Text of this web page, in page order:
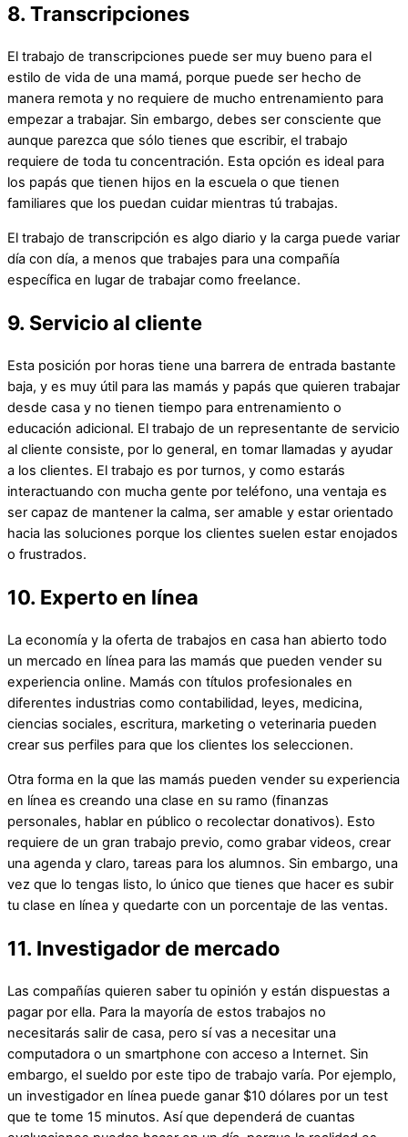
8. Transcripciones
El trabajo de transcripciones puede ser muy bueno para el
estilo de vida de una mamá, porque puede ser hecho de
manera remota y no requiere de mucho entrenamiento para
empezar a trabajar. Sin embargo, debes ser consciente que
aunque parezca que sólo tienes que escribir, el trabajo
requiere de toda tu concentración. Esta opción es ideal para
los papás que tienen hijos en la escuela o que tienen
familiares que los puedan cuidar mientras tú trabajas.
El trabajo de transcripción es algo diario y la carga puede variar
día con día, a menos que trabajes para una compañía
específica en lugar de trabajar como freelance.
9. Servicio al cliente
Esta posición por horas tiene una barrera de entrada bastante
baja, y es muy útil para las mamás y papás que quieren trabajar
desde casa y no tienen tiempo para entrenamiento o
educación adicional. El trabajo de un representante de servicio
al cliente consiste, por lo general, en tomar llamadas y ayudar
a los clientes. El trabajo es por turnos, y como estarás
interactuando con mucha gente por teléfono, una ventaja es
ser capaz de mantener la calma, ser amable y estar orientado
hacia las soluciones porque los clientes suelen estar enojados
o frustrados.
10. Experto en línea
La economía y la oferta de trabajos en casa han abierto todo
un mercado en línea para las mamás que pueden vender su
experiencia online. Mamás con títulos profesionales en
diferentes industrias como contabilidad, leyes, medicina,
ciencias sociales, escritura, marketing o veterinaria pueden
crear sus perfiles para que los clientes los seleccionen.
Otra forma en la que las mamás pueden vender su experiencia
en línea es creando una clase en su ramo (finanzas
personales, hablar en público o recolectar donativos). Esto
requiere de un gran trabajo previo, como grabar videos, crear
una agenda y claro, tareas para los alumnos. Sin embargo, una
vez que lo tengas listo, lo único que tienes que hacer es subir
tu clase en línea y quedarte con un porcentaje de las ventas.
11. Investigador de mercado
Las compañías quieren saber tu opinión y están dispuestas a
pagar por ella. Para la mayoría de estos trabajos no
necesitarás salir de casa, pero sí vas a necesitar una
computadora o un smartphone con acceso a Internet. Sin
embargo, el sueldo por este tipo de trabajo varía. Por ejemplo,
un investigador en línea puede ganar $10 dólares por un test
que te tome 15 minutos. Así que dependerá de cuantas